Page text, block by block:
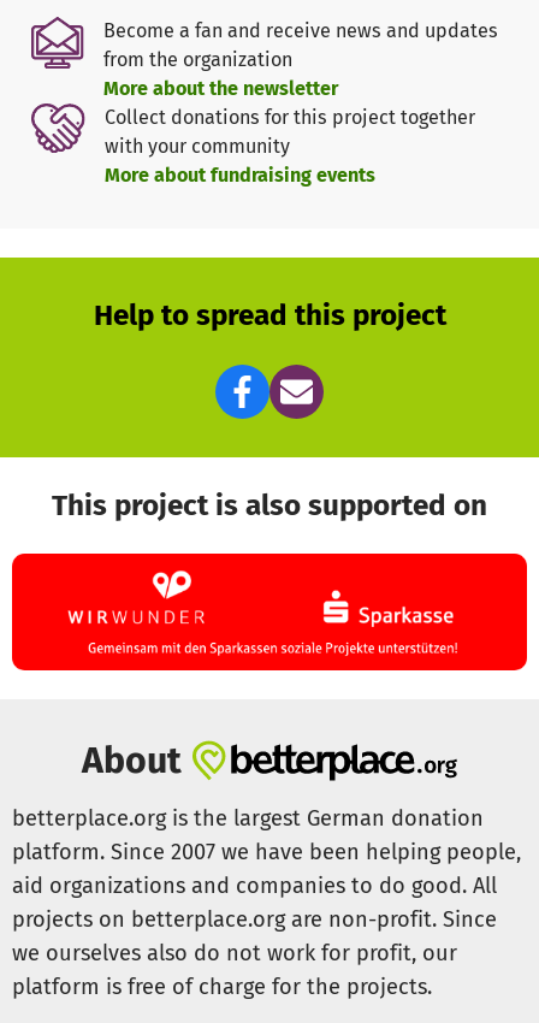
Allerdings sind wir trotz Förderung durch das Land NRW
und einem Eigenanteil der Gemeinde Havixbeck wegen
der immens gestiegenen Kosten auf die Unterstützung
durch Spenden der Bürger dringend angewiesen.
Become a fan and receive news and updates
from the organization
More about the newsletter
Collect donations for this project together
with your community
More about fundraising events
Help to spread this project
This project is also supported on
About
betterplace.org is the largest German donation
platform. Since 2007 we have been helping people,
aid organizations and companies to do good. All
projects on betterplace.org are non-profit. Since
we ourselves also do not work for profit, our
platform is free of charge for the projects.